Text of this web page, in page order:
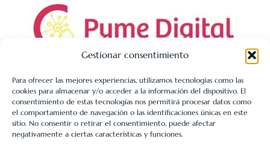
Gestionar consentimiento
Para ofrecer las mejores experiencias, utilizamos tecnologías como las
cookies para almacenar y/o acceder a la información del dispositivo. El
consentimiento de estas tecnologías nos permitirá procesar datos como
el comportamiento de navegación o las identificaciones únicas en este
sitio. No consentir o retirar el consentimiento, puede afectar
negativamente a ciertas características y funciones.
LIBRERÍA UNIVERSITARIA LEÓN 1980 SLL ha sido beneficiaria
de Fondos Europeos, cuyo objetivo es la mejora de la
competitividad de las PYMES, y gracias al cual ha puesto en
marcha un Plan de Acción con el objetivo de reforzar la